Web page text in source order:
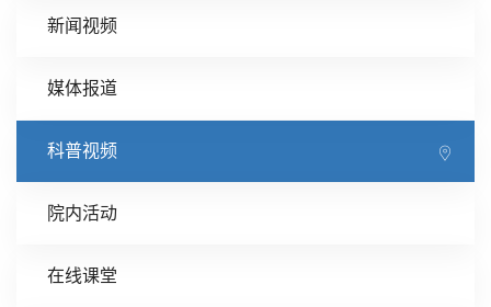
新闻视频
媒体报道
科普视频
院内活动
在线课堂